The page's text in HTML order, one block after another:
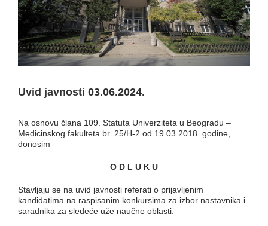
Uvid javnosti 03.06.2024.
Na osnovu člana 109. Statuta Univerziteta u Beogradu –
Medicinskog fakulteta br. 25/H-2 od 19.03.2018. godine,
donosim
O D L U K U
Stavljaju se na uvid javnosti referati o prijavljenim
kandidatima na raspisanim konkursima za izbor nastavnika i
saradnika za sledeće uže naučne oblasti: